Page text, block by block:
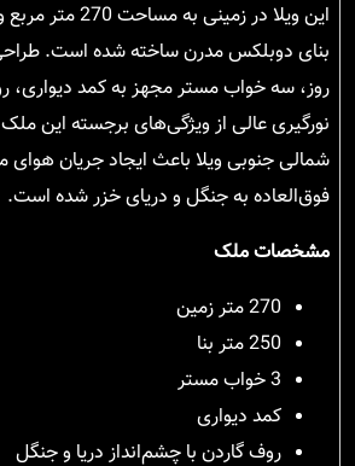
بنای دوبلکس مدرن ساخته شده است.
روز، سه خواب مستر مجهز به کمد دیواری،
نورگیری عالی از ویژگی‌های برجسته این
شمالی جنوبی ویلا باعث ایجاد جریان
فوق‌العاده به جنگل و دریای خزر شده است.
مشخصات ملک
270 متر زمین
250 متر بنا
3 خواب مستر
کمد دیواری
روف گاردن با چشم‌انداز دریا و جنگل